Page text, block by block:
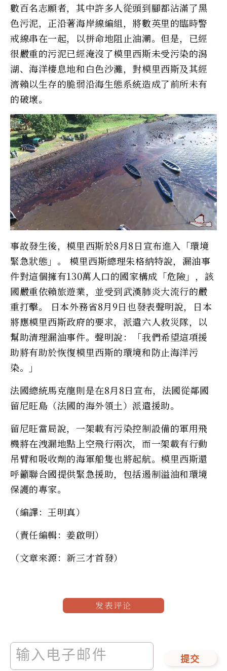
數百名志願者，其中許多人從頭到腳都沾滿了黑
色污泥，正沿著海岸線編組，將數英里的臨時警
戒線串在一起，以拼命地阻止油潮。但是，已經
很嚴重的污泥已經淹沒了模里西斯未受污染的潟
湖、海洋棲息地和白色沙灘，對模里西斯及其經
濟賴以生存的脆弱沿海生態系統造成了前所未有
的破壞。
事故發生後，模里西斯於8月8日宣布進入「環境
緊急狀態」。 模里西斯總理朱格納特說，漏油事
件對這個擁有130萬人口的國家構成「危險」，該
國嚴重依賴旅遊業，並受到武漢肺炎大流行的嚴
重打擊。 日本外務省8月9日也發表聲明說，日本
將應模里西斯政府的要求，派遣六人救災隊，以
幫助清理漏油事件。聲明說：「我們希望這項援
助將有助於恢復模里西斯的環境和防止海洋污
染。」
法國總統馬克龍則是在8月8日宣布，法國從鄰國
留尼旺島（法國的海外領土）派遣援助。
留尼旺當局說，一架載有污染控制設備的軍用飛
機將在洩漏地點上空飛行兩次，而一架載有行動
吊臂和吸收劑的海軍船隻也將起航。模里西斯還
呼籲聯合國提供緊急援助，包括遏制溢油和環境
保護的專家。
（編譯：王明真）
（責任編輯：姜啟明）
（文章來源：新三才首發）
发表评论
提交